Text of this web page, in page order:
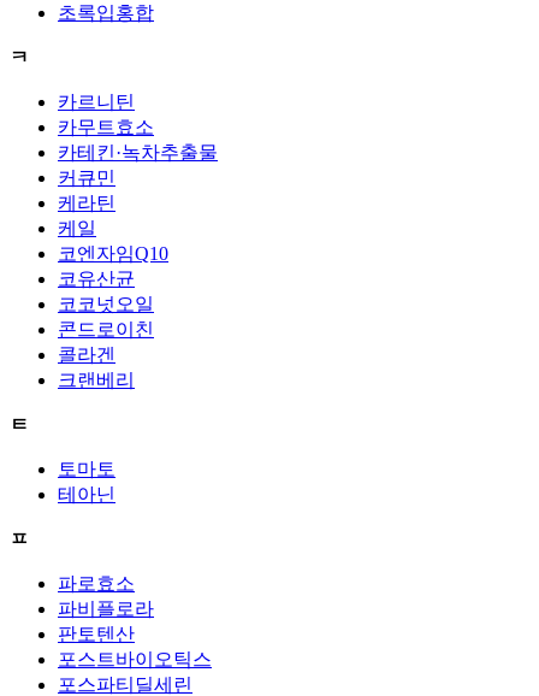
초록입홍합
ㅋ
카르니틴
카무트효소
카테킨·녹차추출물
커큐민
케라틴
케일
코엔자임Q10
코유산균
코코넛오일
콘드로이친
콜라겐
크랜베리
ㅌ
토마토
테아닌
ㅍ
파로효소
파비플로라
판토텐산
포스트바이오틱스
포스파티딜세린